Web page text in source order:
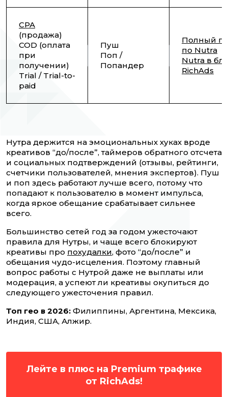
CPA
(продажа)
COD (оплата
при
получении)
Trial / Trial-to-
paid
Пуш
Поп /
Попандер
Полный
по Nutra
Nutra в
RichAds
Нутра держится на эмоциональных хуках вроде
креативов “до/после”, таймеров обратного отсчета
и социальных подтверждений (отзывы, рейтинги,
счетчики пользователей, мнения экспертов). Пуш
и поп здесь работают лучше всего, потому что
попадают к пользователю в момент импульса,
когда яркое обещание срабатывает сильнее
всего.
Большинство сетей год за годом ужесточают
правила для Нутры, и чаще всего блокируют
креативы про похудалки, фото “до/после” и
обещания чудо-исцеления. Поэтому главный
вопрос работы с Нутрой даже не выплаты или
модерация, а успеют ли креативы окупиться до
следующего ужесточения правил.
Топ гео в 2026: Филиппины, Аргентина, Мексика,
Индия, США, Алжир.
Лейте в плюс на Premium трафике
от RichAds!